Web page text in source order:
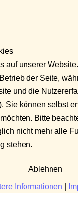
auf unserer
der Seite,
und die
Sie können selbst
Bitte
nicht mehr alle
stehen.
Ablehnen
Informationen